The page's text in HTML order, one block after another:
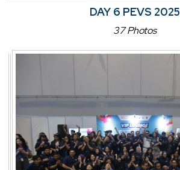
DAY 6 PEVS 2025
37 Photos